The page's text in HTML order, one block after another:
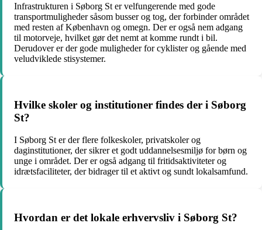
Infrastrukturen i Søborg St er velfungerende med gode
transportmuligheder såsom busser og tog, der forbinder området
med resten af København og omegn. Der er også nem adgang
til motorveje, hvilket gør det nemt at komme rundt i bil.
Derudover er der gode muligheder for cyklister og gående med
veludviklede stisystemer.
Hvilke skoler og institutioner findes der i Søborg
St?
I Søborg St er der flere folkeskoler, privatskoler og
daginstitutioner, der sikrer et godt uddannelsesmiljø for børn og
unge i området. Der er også adgang til fritidsaktiviteter og
idrætsfaciliteter, der bidrager til et aktivt og sundt lokalsamfund.
Hvordan er det lokale erhvervsliv i Søborg St?